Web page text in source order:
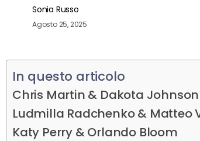
Sonia Russo
Agosto 25, 2025
In questo articolo
Chris Martin & Dakota Johnson
Ludmilla Radchenko & Matteo
Katy Perry & Orlando Bloom